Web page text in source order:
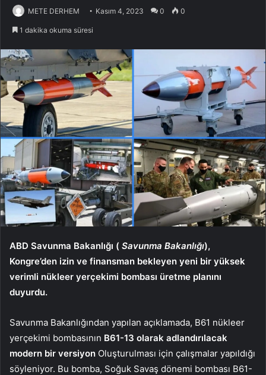
METE DERHEM Kasım 4, 2023 0 0
1 dakika okuma süresi
ABD Savunma Bakanlığı ( Savunma Bakanlığı),
Kongre’den izin ve finansman bekleyen yeni bir yüksek
verimli nükleer yerçekimi bombası üretme planını
duyurdu.
Savunma Bakanlığından yapılan açıklamada, B61 nükleer
yerçekimi bombasının B61-13 olarak adlandırılacak
modern bir versiyon Oluşturulması için çalışmalar yapıldığı
söyleniyor. Bu bomba, Soğuk Savaş dönemi bombası B61-